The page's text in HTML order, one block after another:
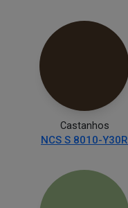
Castanhos
NCS S 8010-Y30R